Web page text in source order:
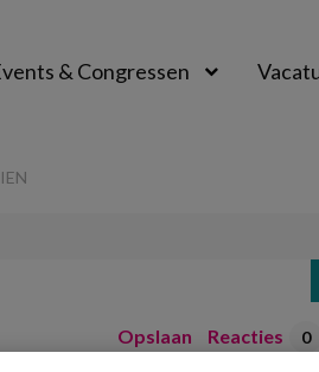
& Congressen
Opslaan Reacties 0